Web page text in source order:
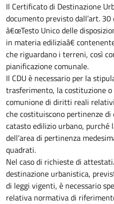
Il Certificato di Destinazione
documento previsto dall’art.
â€œTesto Unico delle
in materia ediliziaâ€
che riguardano i terreni, così
pianificazione comunale.
Il CDU è necessario per la
trasferimento, la costituzione
comunione di diritti reali
che costituiscono pertinenze
catasto edilizio urbano, purché
dell’area di pertinenza
quadrati.
Nel caso di richieste di
destinazione urbanistica,
di leggi vigenti, è necessario
relativa normativa di